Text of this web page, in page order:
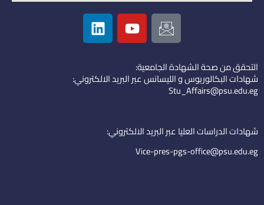
I
c
o
n
-
e
i
l
Y
o
u
u
b
L
i
n
e
d
التحقق من صحة الشهادة الجامعية:
شهادات البكالوريوس و الليسانس عبر البريد الالكتروني:
Stu_Affairs@psu.edu.eg
شهادات الدراسات العليا عبر البريد الالكتروني:
Vice-pres-pgs-office@psu.edu.eg